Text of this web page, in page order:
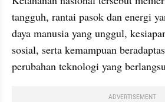
tangguh, rantai pasok dan energi
daya manusia yang unggul,
sosial, serta kemampuan
perubahan teknologi yang
ADVERTISEMENT